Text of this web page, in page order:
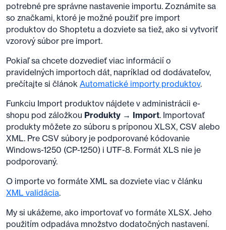
potrebné pre správne nastavenie importu. Zoznámite sa
so značkami, ktoré je možné použiť pre import
produktov do Shoptetu a dozviete sa tiež, ako si vytvoriť
vzorový súbor pre import.
Pokiaľ sa chcete dozvedieť viac informácií o
pravidelných importoch dát, napríklad od dodávateľov,
prečítajte si článok Automatické importy produktov.
Funkciu Import produktov nájdete v administrácii e-
shopu pod záložkou Produkty → Import. Importovať
produkty môžete zo súboru s príponou XLSX, CSV alebo
XML. Pre CSV súbory je podporované kódovanie
Windows-1250 (CP-1250) i UTF-8. Formát XLS nie je
podporovaný.
O importe vo formáte XML sa dozviete viac v článku
XML validácia.
My si ukážeme, ako importovať vo formáte XLSX. Jeho
použitím odpadáva množstvo dodatočných nastavení.